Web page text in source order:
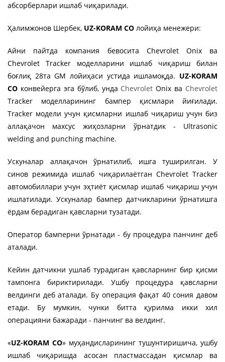
абсорберлари ишлаб чиқарилади.
Ҳалимжонов Шербек, UZ-KORAM CО лойиҳа менежери:
Aйни пайтда компания бевосита Сhevrolet Onix ва
Chevrolet Tracker моделларини ишлаб чиқариш билан
боғлиқ 28та GM лойиҳаси устида ишламоқда. UZ-KORAM
CО конвейерга эга бўлиб, унда СhevroletOnix ва Сhevrolet
Tracker моделларининг бампер қисмлари йиғилади.
Tracker модели учун қисмларни ишлаб чиқариш учун биз
аллақачон махсус жиҳозларни ўрнатдик - Ultrasonic
wеlding and punching machine.
Ускуналар аллақачон ўрнатилиб, ишга туширилган. У
синов режимида ишлаб чиқарилаётган Chevrolet Tracker
автомобиллари учун эҳтиёт қисмлар ишлаб чиқариш учун
ишлатилади. Ускуналар бампер датчикларини ўрнатишга
ёрдам берадиган қавсларни тузатади.
Оператор бамперни ўрнатади - бу процедура панчинг деб
аталади.
Кейин датчикни ушлаб турадиган қавсларнинг бир қисми
тампонга бириктирилади. Ушбу процедура қавсларни
велдинги деб аталади. Бу операция фақат 40 сония давом
етади. Бу мумкин, чунки битта қурилма икки хил
операцияни бажаради - панчинг ва велдинг.
«UZ-KORAM CО» муҳандисларининг тушунтиришича, ушбу
ишлаб чиқаришда асосан пластмассадан қисмлар ва